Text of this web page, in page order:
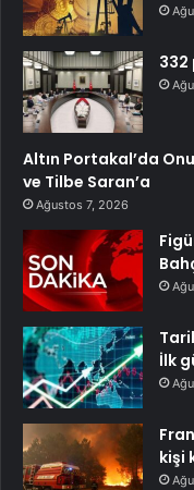
332
Altın Portakal’da
ve Tilbe Saran’a
Ağustos 7, 2026
İlk
kişi